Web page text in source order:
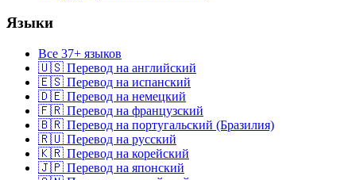
Языки
Все 37+ языков
🇺🇸 Перевод на английский
🇪🇸 Перевод на испанский
🇩🇪 Перевод на немецкий
🇫🇷 Перевод на французский
🇧🇷 Перевод на португальский (Бразилия)
🇷🇺 Перевод на русский
🇰🇷 Перевод на корейский
🇯🇵 Перевод на японский